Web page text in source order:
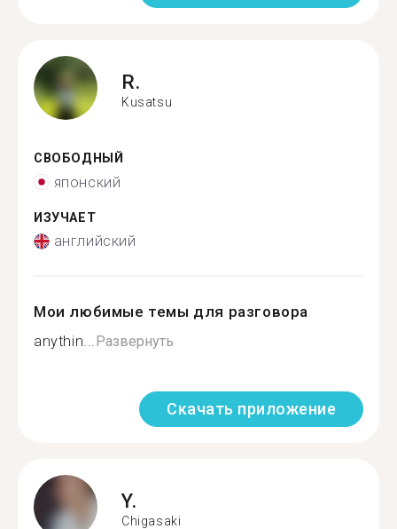
R.
Kusatsu
СВОБОДНЫЙ
японский
ИЗУЧАЕТ
английский
Мои любимые темы для разговора
anythin...Развернуть
Скачать приложение
Y.
Chigasaki